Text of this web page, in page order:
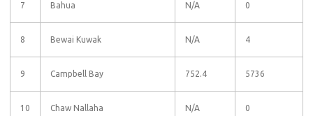
7 Bahua N/A 0
8 Bewai Kuwak N/A 4
9 Campbell Bay 752.4 5736
10 Chaw Nallaha N/A 0